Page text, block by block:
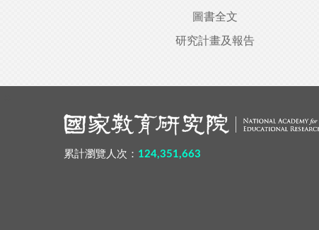
圖書全文
研究計畫及報告
累計瀏覽人次： 124,351,663